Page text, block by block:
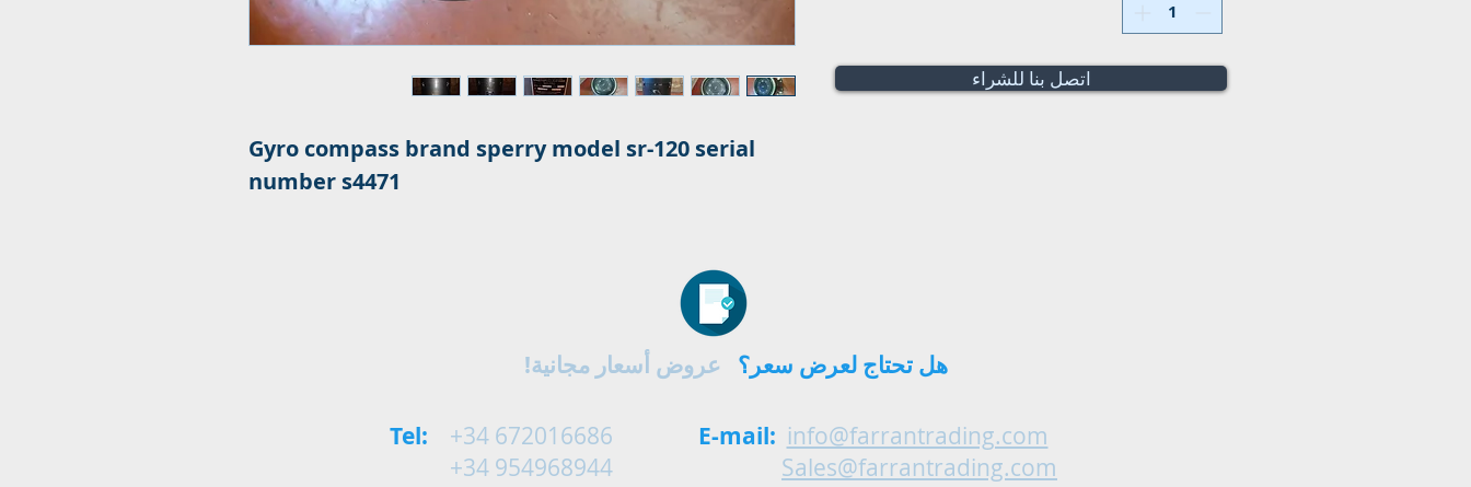
Gyro compass brand sperry model sr-120 serial
number s4471
اتصل بنا للشراء
Tel:
+34 672016686
+34 954968944
هل تحتاج لعرض سعر؟ عروض أسعار مجانية!
E-mail: info@farrantrading.com
Sales@farrantrading.com